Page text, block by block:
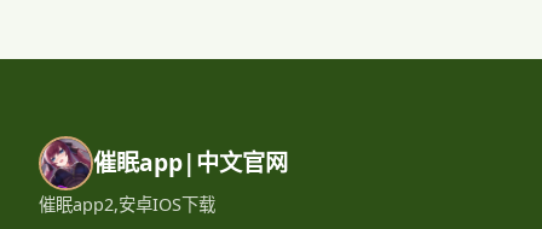
催眠app|中文官网
催眠app2,安卓IOS下载